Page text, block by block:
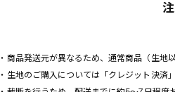
・商品発送元が異なるため、通常商品（生地
・生地のご購入については「クレジット決済